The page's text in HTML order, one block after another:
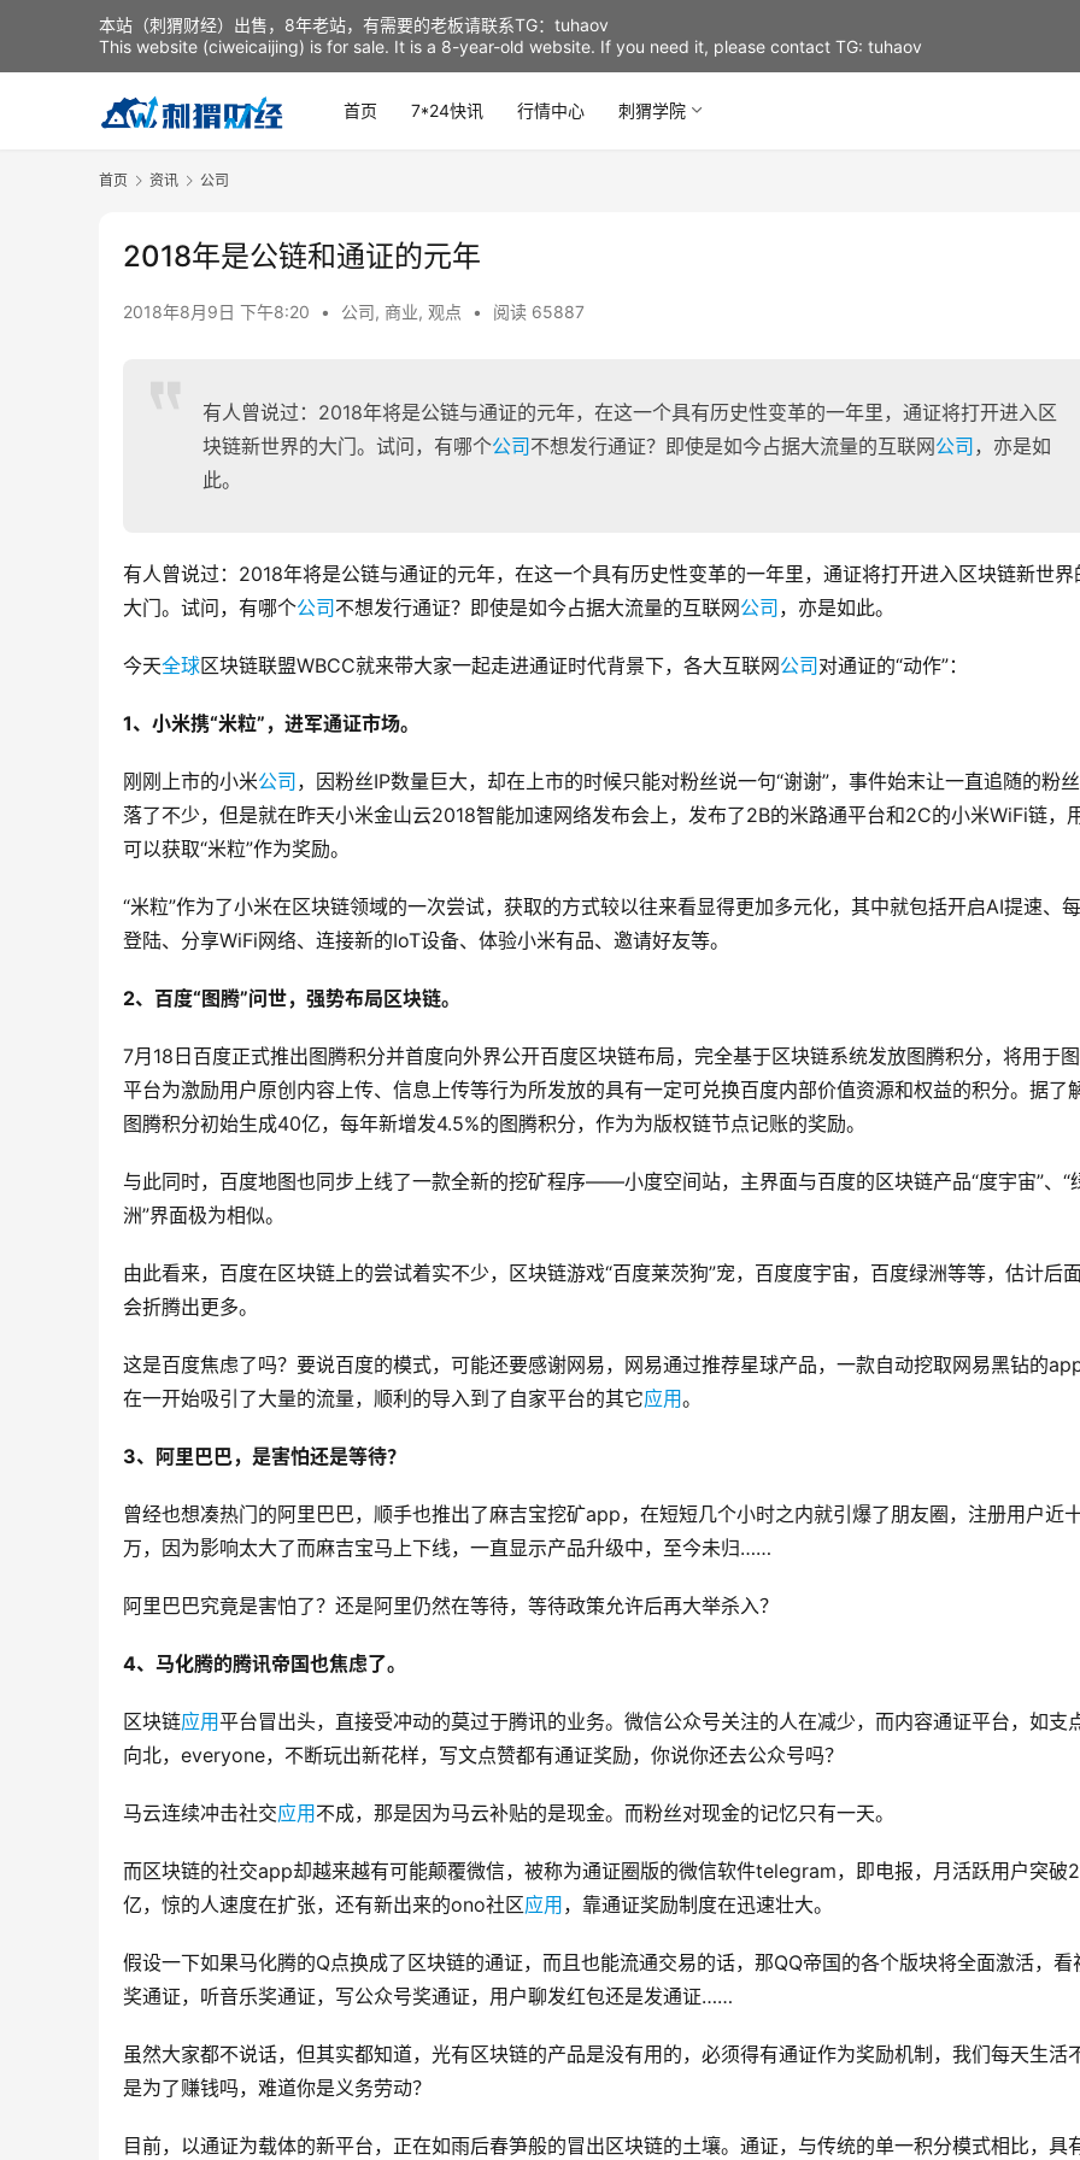
首页 7*24快讯 行情中心 刺猬学院
首页 资讯 公司
2018年是公链和通证的元年
2018年8月9日 下午8:20 • 公司, 商业, 观点 • 阅读 65887
有人曾说过：2018年将是公链与通证的元年，在这一个具有历史性变革的一年里，通证将打开进入区
块链新世界的大门。试问，有哪个公司 不想发行通证？即使是如今占据大流量的互联网公司 ，亦是如
此。
有人曾说过：2018年将是公链与通证的元年，在这一个具有历史性变革的一年里，通证将打开进入区块链新世界
大门。试问，有哪个公司 不想发行通证？即使是如今占据大流量的互联网公司 ，亦是如此。
今天全球区块链联盟WBCC就来带大家一起走进通证时代背景下，各大互联网公司 对通证的“动作”：
1、小米携“米粒”，进军通证市场。
刚刚上市的小米公司 ，因粉丝IP数量巨大，却在上市的时候只能对粉丝说一句“谢谢”，事件始末让一直追随的粉
落了不少，但是就在昨天小米金山云2018智能加速网络发布会上，发布了2B的米路通平台和2C的小米WiFi链，
可以获取“米粒”作为奖励。
“米粒”作为了小米在区块链领域的一次尝试，获取的方式较以往来看显得更加多元化，其中就包括开启AI提速、
登陆、分享WiFi网络、连接新的IoT设备、体验小米有品、邀请好友等。
2、百度“图腾”问世，强势布局区块链。
7月18日百度正式推出图腾积分并首度向外界公开百度区块链布局，完全基于区块链系统发放图腾积分，将用于
平台为激励用户原创内容上传、信息上传等行为所发放的具有一定可兑换百度内部价值资源和权益的积分。据了解
图腾积分初始生成40亿，每年新增发4.5%的图腾积分，作为为版权链节点记账的奖励。
与此同时，百度地图也同步上线了一款全新的挖矿程序——小度空间站，主界面与百度的区块链产品“度宇宙”、“
洲”界面极为相似。
由此看来，百度在区块链上的尝试着实不少，区块链游戏“百度莱茨狗”宠，百度度宇宙，百度绿洲等等，估计后
会折腾出更多。
这是百度焦虑了吗？要说百度的模式，可能还要感谢网易，网易通过推荐星球产品，一款自动挖取网易黑钻的app
在一开始吸引了大量的流量，顺利的导入到了自家平台的其它应用。
3、阿里巴巴，是害怕还是等待？
曾经也想凑热门的阿里巴巴，顺手也推出了麻吉宝挖矿app，在短短几个小时之内就引爆了朋友圈，注册用户近
万，因为影响太大了而麻吉宝马上下线，一直显示产品升级中，至今未归……
阿里巴巴究竟是害怕了？还是阿里仍然在等待，等待政策允许后再大举杀入？
4、马化腾的腾讯帝国也焦虑了。
区块链应用平台冒出头，直接受冲动的莫过于腾讯的业务。微信公众号关注的人在减少，而内容通证平台，如支点
向北，everyone，不断玩出新花样，写文点赞都有通证奖励，你说你还去公众号吗？
马云连续冲击社交应用 不成，那是因为马云补贴的是现金。而粉丝对现金的记忆只有一天。
而区块链的社交app却越来越有可能颠覆微信，被称为通证圈版的微信软件telegram，即电报，月活跃用户突破2
亿，惊的人速度在扩张，还有新出来的ono社区应用 ，靠通证奖励制度在迅速壮大。
假设一下如果马化腾的Q点换成了区块链的通证，而且也能流通交易的话，那QQ帝国的各个版块将全面激活，看
奖通证，听音乐奖通证，写公众号奖通证，用户聊发红包还是发通证……
虽然大家都不说话，但其实都知道，光有区块链的产品是没有用的，必须得有通证作为奖励机制，我们每天生活
是为了赚钱吗，难道你是义务劳动？
目前，以通证为载体的新平台，正在如雨后春笋般的冒出区块链的土壤。通证，与传统的单一积分模式相比，具
本站（刺猬财经）出售，8年老站，有需要的老板请联系TG：tuhaov
This website (ciweicaijing) is for sale. It is a 8-year-old website. If you need it, please contact TG: tuhaov